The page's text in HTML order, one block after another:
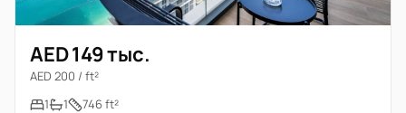
AED 149 тыс.
AED 200 / ft²
1
1 746 ft²